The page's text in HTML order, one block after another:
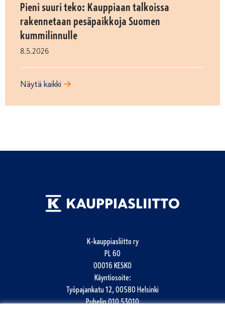
Pieni suuri teko: Kauppiaan talkoissa
rakennetaan pesäpaikkoja Suomen
kummilinnulle
8.5.2026
Näytä kaikki
K-kauppiasliitto ry
PL 60
00016 KESKO
Käyntiosoite:
Työpajankatu 12, 00580 Helsinki
Puhelin010 53010